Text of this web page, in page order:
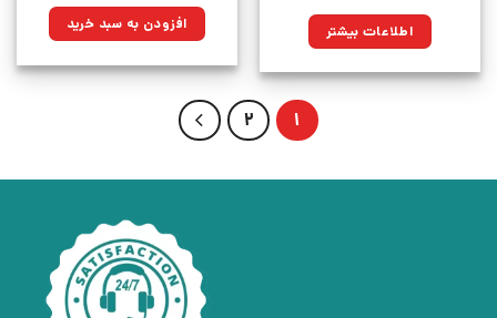
اطلاعات بیشتر
۷۳۵,۰۰۰تومان
بود.
۵۲۵,۵۲۵تومان. افزودن به سبد خرید
1
2